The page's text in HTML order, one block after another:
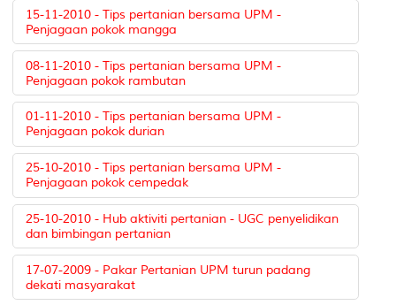
15-11-2010 - Tips pertanian bersama UPM -
Penjagaan pokok mangga
08-11-2010 - Tips pertanian bersama UPM -
Penjagaan pokok rambutan
01-11-2010 - Tips pertanian bersama UPM -
Penjagaan pokok durian
25-10-2010 - Tips pertanian bersama UPM -
Penjagaan pokok cempedak
25-10-2010 - Hub aktiviti pertanian - UGC penyelidikan
dan bimbingan pertanian
17-07-2009 - Pakar Pertanian UPM turun padang
dekati masyarakat